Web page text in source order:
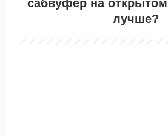
сабвуфер на
лучше?